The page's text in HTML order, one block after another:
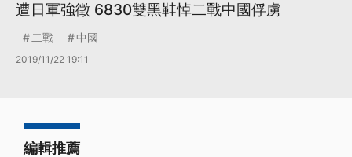
遭日軍強徵 6830雙黑鞋悼二戰中國俘虜
二戰 中國
2019/11/22 19:11
編輯推薦